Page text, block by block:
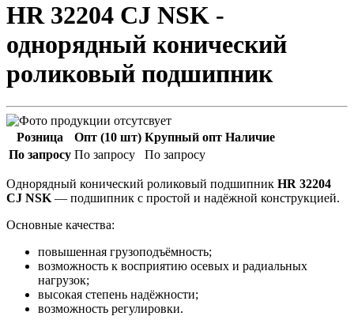
HR 32204 CJ NSK -
однорядный конический
роликовый подшипник
Розница Опт (10 шт) Крупный опт Наличие
По запросу По запросу По запросу
Однорядный конический роликовый подшипник HR 32204
CJ NSK — подшипник с простой и надёжной конструкцией.
Основные качества:
повышенная грузоподъёмность;
возможность к восприятию осевых и радиальных
нагрузок;
высокая степень надёжности;
возможность регулировки.